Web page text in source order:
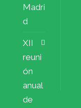
Madri
d
XII
reuni
ón
anual
de